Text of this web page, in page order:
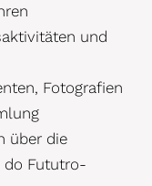
und
Fotografien
über die
do Fututro-